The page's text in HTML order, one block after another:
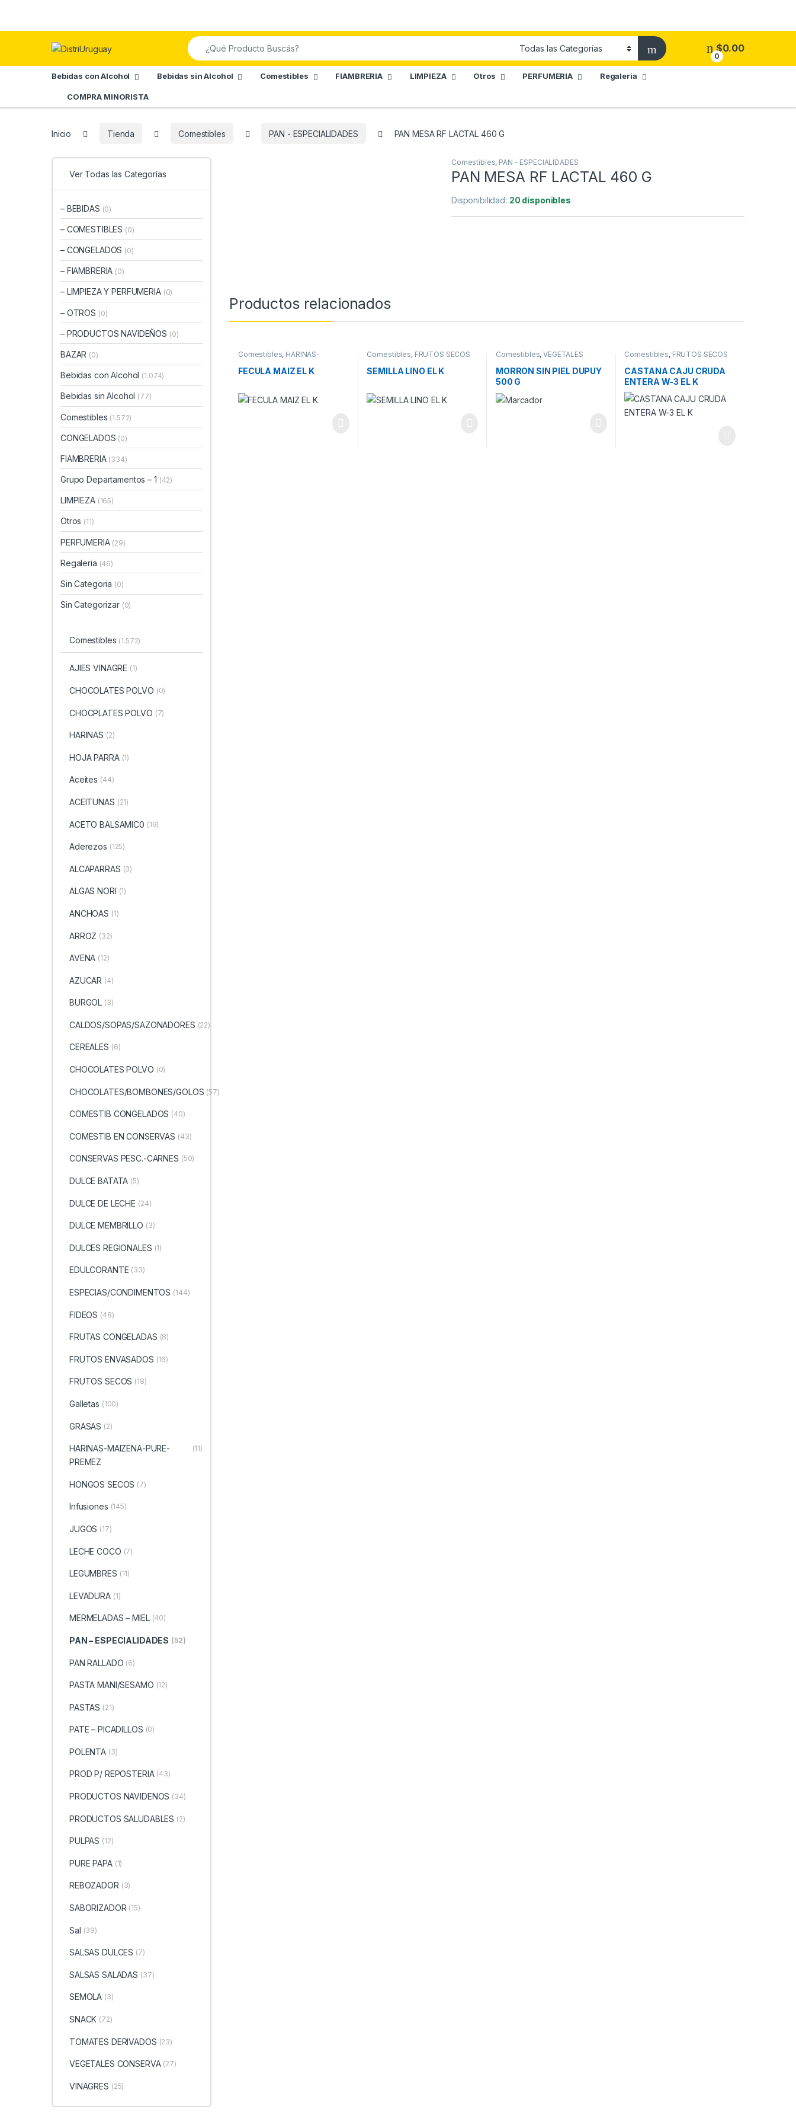
Search for:
0
$0.00
Bebidas con Alcohol Bebidas sin Alcohol Comestibles FIAMBRERIA LIMPIEZA Otros PERFUMERIA Regaleria
COMPRA MINORISTA
Inicio Tienda Comestibles PAN - ESPECIALIDADES PAN MESA RF LACTAL 460 G
Comestibles, PAN - ESPECIALIDADES
PAN MESA RF LACTAL 460 G
Disponibilidad: 20 disponibles
Productos relacionados
Comestibles, HARINAS-
FECULA MAIZ EL K
Comestibles, FRUTOS SECOS
SEMILLA LINO EL K
Comestibles,VEGETALES
MORRON SIN PIEL DUPUY
500 G
Comestibles, FRUTOS SECOS
CASTANA CAJU CRUDA
ENTERA W-3 EL K
Ver Todas las Categorías
– BEBIDAS (0)
– COMESTIBLES (0)
– CONGELADOS (0)
– FIAMBRERIA (0)
– LIMPIEZA Y PERFUMERIA (0)
– OTROS (0)
– PRODUCTOS NAVIDEÑOS (0)
BAZAR (0)
Bebidas con Alcohol (1.074)
Bebidas sin Alcohol (77)
Comestibles (1.572)
CONGELADOS (0)
FIAMBRERIA (334)
Grupo Departamentos – 1 (42)
LIMPIEZA (165)
Otros (11)
PERFUMERIA (29)
Regaleria (46)
Sin Categoria (0)
Sin Categorizar (0)
Comestibles (1.572)
AJIES VINAGRE (1)
CHOCOLATES POLVO (0)
CHOCPLATES POLVO (7)
HARINAS (2)
HOJA PARRA (1)
Aceites (44)
ACEITUNAS (21)
ACETO BALSAMIC0 (19)
Aderezos (125)
ALCAPARRAS (3)
ALGAS NORI (1)
ANCHOAS (1)
ARROZ (32)
AVENA (12)
AZUCAR (4)
BURGOL (3)
CALDOS/SOPAS/SAZONADORES (22)
CEREALES (6)
CHOCOLATES POLVO (0)
CHOCOLATES/BOMBONES/GOLOS (57)
COMESTIB CONGELADOS (40)
COMESTIB EN CONSERVAS (43)
CONSERVAS PESC.-CARNES (50)
DULCE BATATA (5)
DULCE DE LECHE (24)
DULCE MEMBRILLO (3)
DULCES REGIONALES (1)
EDULCORANTE (33)
ESPECIAS/CONDIMENTOS (144)
FIDEOS (48)
FRUTAS CONGELADAS (8)
FRUTOS ENVASADOS (16)
FRUTOS SECOS (18)
Galletas (100)
GRASAS (2)
HARINAS-MAIZENA-PURE-
PREMEZ
(11)
HONGOS SECOS (7)
Infusiones (145)
JUGOS (17)
LECHE COCO (7)
LEGUMBRES (11)
LEVADURA (1)
MERMELADAS – MIEL (40)
PAN – ESPECIALIDADES (52)
PAN RALLADO (6)
PASTA MANI/SESAMO (12)
PASTAS (21)
PATE – PICADILLOS (0)
POLENTA (3)
PROD P/ REPOSTERIA (43)
PRODUCTOS NAVIDENOS (34)
PRODUCTOS SALUDABLES (2)
PULPAS (12)
PURE PAPA (1)
REBOZADOR (3)
SABORIZADOR (15)
Sal (39)
SALSAS DULCES (7)
SALSAS SALADAS (37)
SEMOLA (3)
SNACK (72)
TOMATES DERIVADOS (23)
VEGETALES CONSERVA (27)
VINAGRES (25)